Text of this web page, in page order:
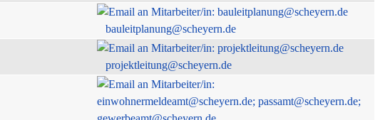
bauleitplanung@scheyern.de
projektleitung@scheyern.de